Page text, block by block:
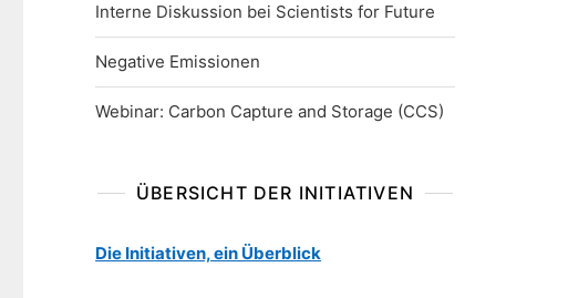
Interne Diskussion bei Scientists for Future
Negative Emissionen
Webinar: Carbon Capture and Storage (CCS)
ÜBERSICHT DER INITIATIVEN
Die Initiativen, ein Überblick